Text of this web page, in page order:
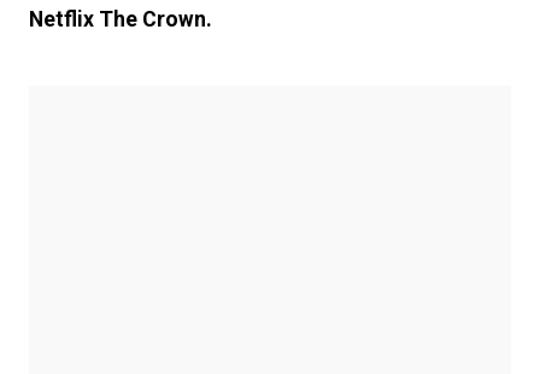
Netflix The Crown.